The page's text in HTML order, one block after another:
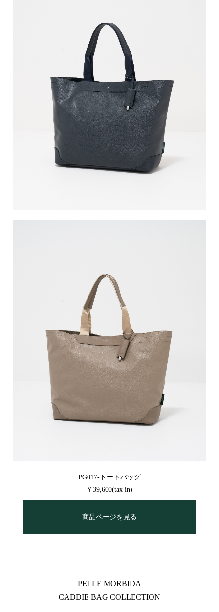
PG017-トートバッグ
￥39,600(tax in)
商品ページを見る
PELLE MORBIDA
CADDIE BAG COLLECTION